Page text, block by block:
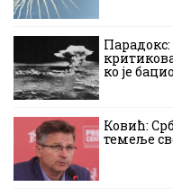
ко је
Ковић:
темеље